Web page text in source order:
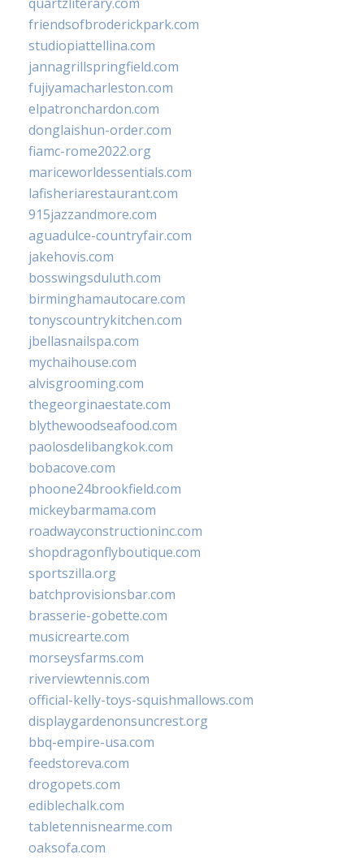
friendsofbroderickpark.com
studiopiattellina.com
jannagrillspringfield.com
fujiyamacharleston.com
elpatronchardon.com
donglaishun-order.com
fiamc-rome2022.org
mariceworldessentials.com
lafisheriarestaurant.com
915jazzandmore.com
aguadulce-countryfair.com
jakehovis.com
bosswingsduluth.com
birminghamautocare.com
tonyscountrykitchen.com
jbellasnailspa.com
mychaihouse.com
alvisgrooming.com
thegeorginaestate.com
blythewoodseafood.com
paolosdelibangkok.com
bobacove.com
phoone24brookfield.com
mickeybarmama.com
roadwayconstructioninc.com
shopdragonflyboutique.com
sportszilla.org
batchprovisionsbar.com
brasserie-gobette.com
musicrearte.com
morseysfarms.com
riverviewtennis.com
official-kelly-toys-squishmallows.com
displaygardenonsuncrest.org
bbq-empire-usa.com
feedstoreva.com
drogopets.com
ediblechalk.com
tabletennisnearme.com
oaksofa.com